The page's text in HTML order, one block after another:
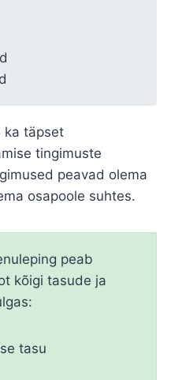
ka täpset
tingimuste
peavad olema
osapoole suhtes.
peab
kõigi tasude ja
tasu